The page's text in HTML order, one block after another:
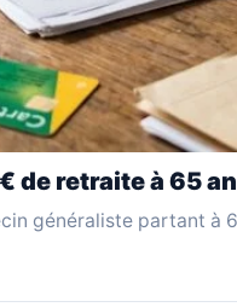
de retraite à 65
généraliste partant à